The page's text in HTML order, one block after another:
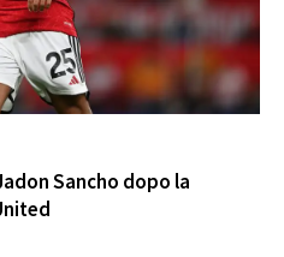
Sancho dopo la